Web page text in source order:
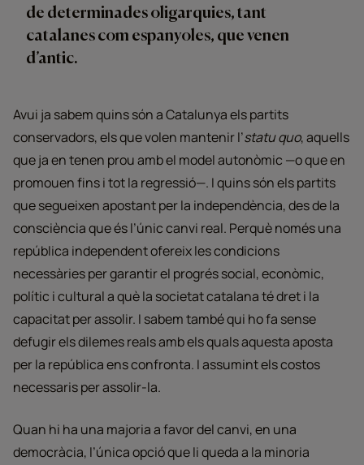
de determinades oligarquies, tant
catalanes com espanyoles, que venen
d’antic.
Avui ja sabem quins són a Catalunya els partits
conservadors, els que volen mantenir l’statu quo, aquells
que ja en tenen prou amb el model autonòmic —o que en
promouen fins i tot la regressió—. I quins són els partits
que segueixen apostant per la independència, des de la
consciència que és l’únic canvi real. Perquè només una
república independent ofereix les condicions
necessàries per garantir el progrés social, econòmic,
polític i cultural a què la societat catalana té dret i la
capacitat per assolir. I sabem també qui ho fa sense
defugir els dilemes reals amb els quals aquesta aposta
per la república ens confronta. I assumint els costos
necessaris per assolir-la.
Quan hi ha una majoria a favor del canvi, en una
democràcia, l’única opció que li queda a la minoria